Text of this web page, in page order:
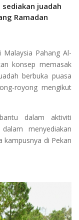
juadah
Ramadan
Pahang Al-
konsep memasak
berbuka puasa
royong mengikut
dalam aktiviti
menyediakan
kampusnya di Pekan